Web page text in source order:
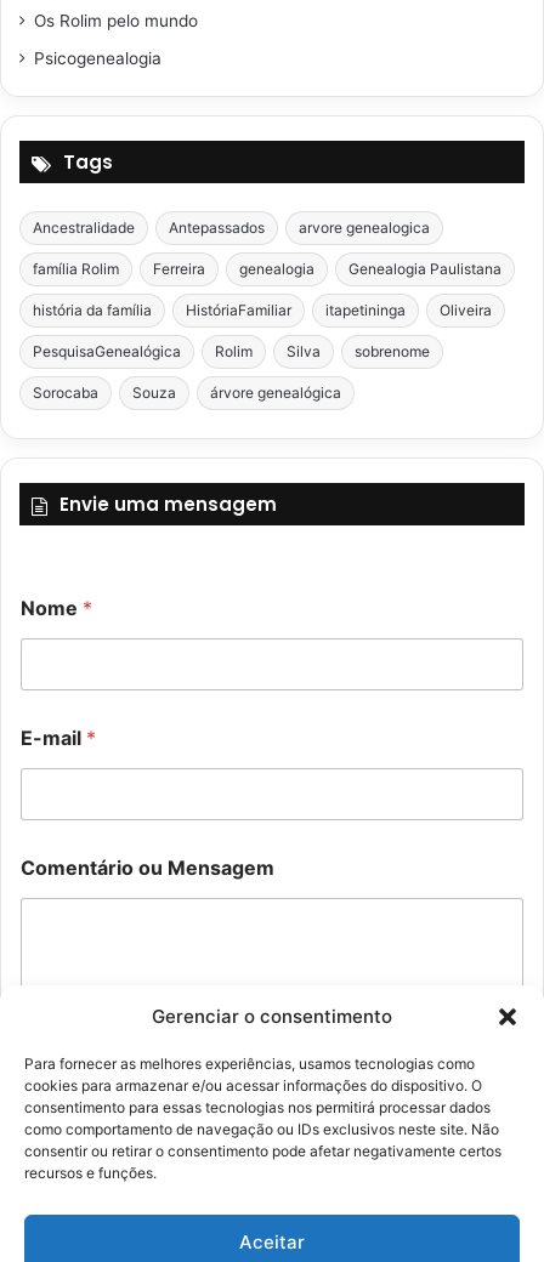
Gerenciar o consentimento
Para fornecer as melhores experiências, usamos tecnologias como
cookies para armazenar e/ou acessar informações do dispositivo. O
consentimento para essas tecnologias nos permitirá processar dados
como comportamento de navegação ou IDs exclusivos neste site. Não
consentir ou retirar o consentimento pode afetar negativamente certos
recursos e funções.
Aceitar
Os Rolim pelo mundo
Psicogenealogia
Tags
Ancestralidade Antepassados arvore genealogica
família Rolim Ferreira genealogia Genealogia Paulistana
história da família HistóriaFamiliar itapetininga Oliveira
PesquisaGenealógica Rolim Silva sobrenome
Sorocaba Souza árvore genealógica
Envie uma mensagem
o
m
n
s
a
e
N
Nome *
E-mail *
e
n
e
o
m
e
n
t
á
Comentário ou Mensagem
Enviar